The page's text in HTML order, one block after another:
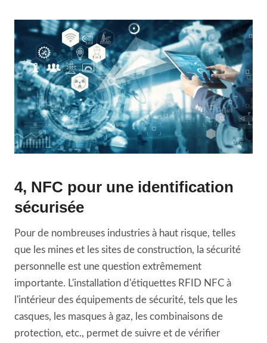
4, NFC pour une identification
sécurisée
Pour de nombreuses industries à haut risque, telles
que les mines et les sites de construction, la sécurité
personnelle est une question extrêmement
importante. L'installation d'étiquettes RFID NFC à
l'intérieur des équipements de sécurité, tels que les
casques, les masques à gaz, les combinaisons de
protection, etc., permet de suivre et de vérifier